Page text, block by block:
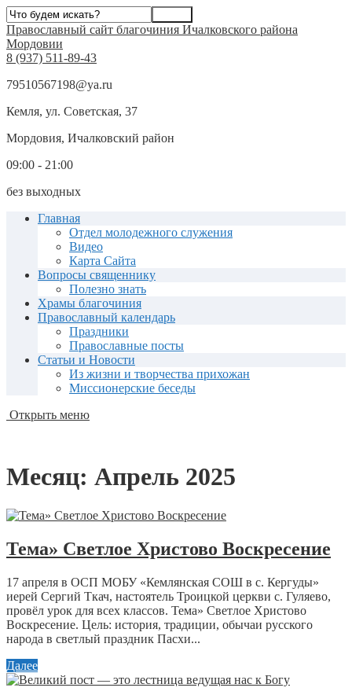
Православный сайт благочиния Ичалковского района
Мордовии
8 (937) 511-89-43
79510567198@ya.ru
Кемля, ул. Советская, 37
Мордовия, Ичалковский район
09:00 - 21:00
без выходных
Главная
Отдел молодежного служения
Видео
Карта Сайта
Вопросы священнику
Полезно знать
Храмы благочиния
Православный календарь
Праздники
Православные посты
Статьи и Новости
Из жизни и творчества прихожан
Миссионерские беседы
Открыть меню
Месяц: Апрель 2025
Тема» Светлое Христово Воскресение
17 апреля в ОСП МОБУ «Кемлянская СОШ в с. Кергуды»
иерей Сергий Ткач, настоятель Троицкой церкви с. Гуляево,
провёл урок для всех классов. Тема» Светлое Христово
Воскресение. Цель: история, традиции, обычаи русского
народа в светлый праздник Пасхи...
Далее